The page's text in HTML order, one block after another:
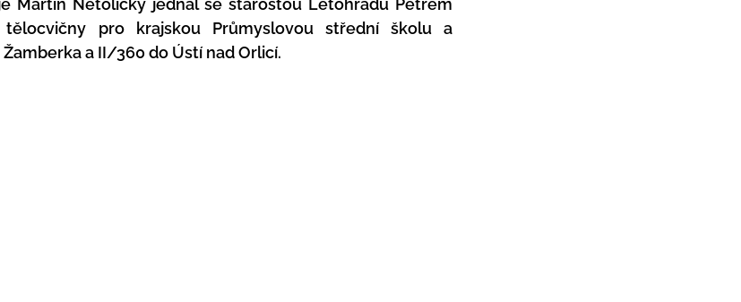
Martin Netolický jednal se starostou Letohradu Petrem
pro krajskou Průmyslovou střední školu a
a II/360 do Ústí nad Orlicí.